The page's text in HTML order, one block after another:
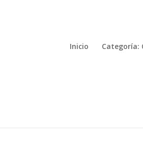
Inicio Categoría: